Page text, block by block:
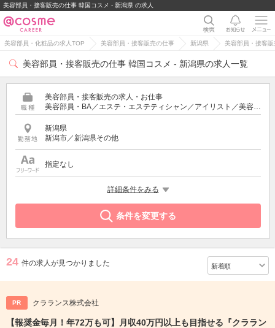
美容部員・接客販売の仕事 韓国コスメ - 新潟県 の求人
美容部員・化粧品の求人TOP 美容部員・接客販売の仕事 新潟県 美容部員・接客
美容部員・接客販売の仕事 韓国コスメ - 新潟県の求人一覧
美容部員・接客販売の求人・お仕事
美容部員・BA／エステ・エステティシャン／アイリスト／美容師／受付・フロント
新潟県
新潟市／新潟県その他
指定なし
詳細条件をみる
条件を変更する
24 件の求人が見つかりました
PR クラランス株式会社
【報奨金毎月！年72万も可】月収40万円以上も目指せる『クララン